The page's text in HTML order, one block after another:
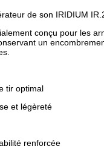
de son IRIDIUM
conçu pour les
un
tir optimal
et légèreté
renforcée